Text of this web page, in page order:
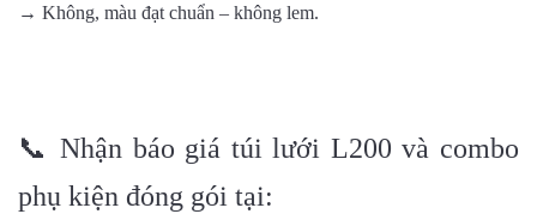
→ Không, màu đạt chuẩn – không lem.
📞 Nhận báo giá túi lưới L200 và combo
phụ kiện đóng gói tại: